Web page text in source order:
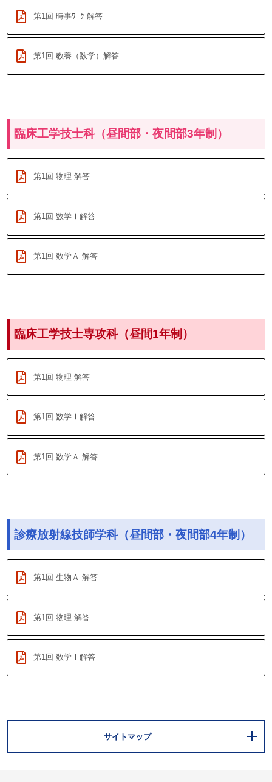
第1回 時事ﾜｰｸ 解答
第1回 教養（数学）解答
臨床工学技士科（昼間部・夜間部3年制）
第1回 物理 解答
第1回 数学Ⅰ解答
第1回 数学Ａ 解答
臨床工学技士専攻科（昼間1年制）
第1回 物理 解答
第1回 数学Ⅰ解答
第1回 数学Ａ 解答
診療放射線技師学科（昼間部・夜間部4年制）
第1回 生物Ａ 解答
第1回 物理 解答
第1回 数学Ⅰ解答
サイトマップ